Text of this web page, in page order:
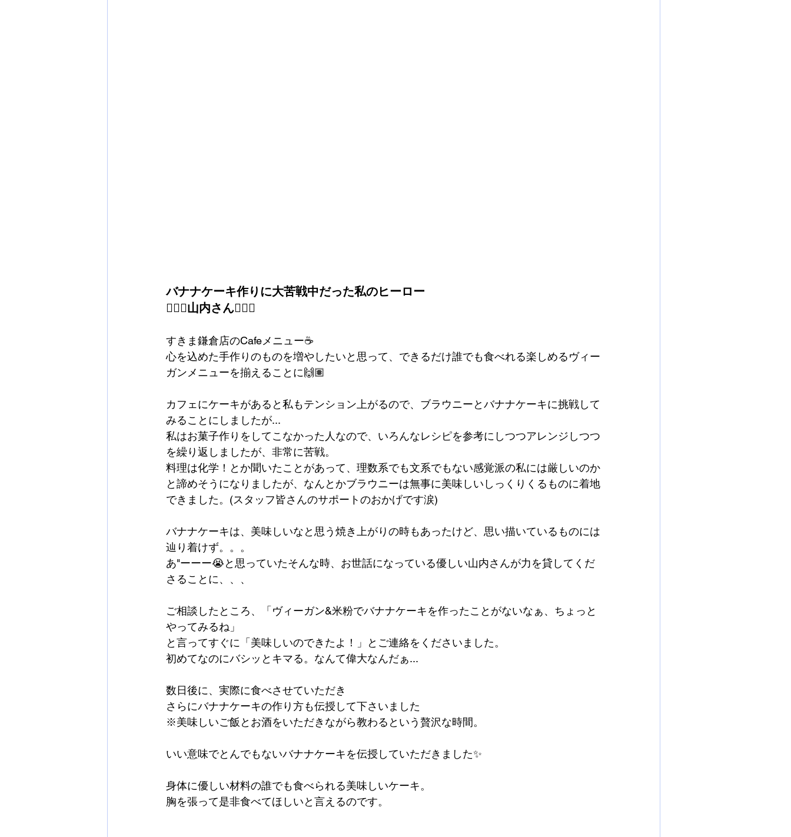
バナナケーキ作りに大苦戦中だった私のヒーロー
🦸🏽‍♂️山内さん🦸🏽‍♂️
すきま鎌倉店のCafeメニュー☕️
心を込めた手作りのものを増やしたいと思って、できるだけ誰でも食べれる楽しめるヴィー
ガンメニューを揃えることに🙌🏽
カフェにケーキがあると私もテンション上がるので、ブラウニーとバナナケーキに挑戦して
みることにしましたが...
私はお菓子作りをしてこなかった人なので、いろんなレシピを参考にしつつアレンジしつつ
を繰り返しましたが、非常に苦戦。
料理は化学！とか聞いたことがあって、理数系でも文系でもない感覚派の私には厳しいのか
と諦めそうになりましたが、なんとかブラウニーは無事に美味しいしっくりくるものに着地
できました。(スタッフ皆さんのサポートのおかげです涙)
バナナケーキは、美味しいなと思う焼き上がりの時もあったけど、思い描いているものには
辿り着けず。。。
あ"ーーー😭と思っていたそんな時、お世話になっている優しい山内さんが力を貸してくだ
さることに、、、
ご相談したところ、「ヴィーガン&米粉でバナナケーキを作ったことがないなぁ、ちょっと
やってみるね」
と言ってすぐに「美味しいのできたよ！」とご連絡をくださいました。
初めてなのにバシッとキマる。なんて偉大なんだぁ...
数日後に、実際に食べさせていただき
さらにバナナケーキの作り方も伝授して下さいました
※美味しいご飯とお酒をいただきながら教わるという贅沢な時間。
いい意味でとんでもないバナナケーキを伝授していただきました✨
身体に優しい材料の誰でも食べられる美味しいケーキ。
胸を張って是非食べてほしいと言えるのです。